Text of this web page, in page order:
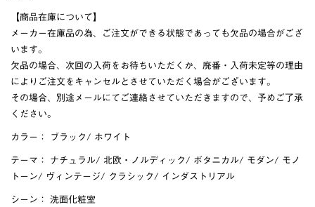
【商品在庫について】
メーカー在庫品の為、ご注文ができる状態であっても欠品の場合がござ
います。
欠品の場合、次回の入荷をお待ちいただくか、廃番・入荷未定等の理由
によりご注文をキャンセルとさせていただく場合がございます。
その場合、別途メールにてご連絡させていただきますので、予めご了承
ください。
カラー： ブラック / ホワイト
テーマ： ナチュラル/ 北欧・ノルディック / ボタニカル/ モダン/ モノ
トーン/ ヴィンテージ/ クラシック / インダストリアル
シーン： 洗面化粧室